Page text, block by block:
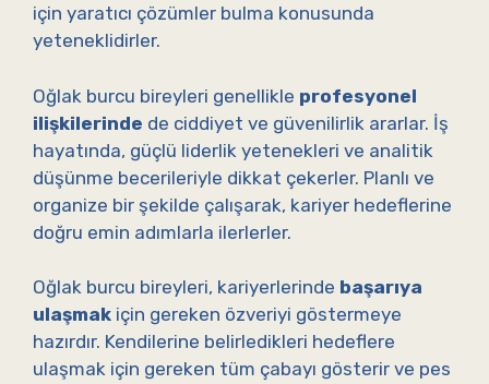
için yaratıcı çözümler bulma konusunda
yeteneklidirler.
Oğlak burcu bireyleri genellikle profesyonel
ilişkilerinde de ciddiyet ve güvenilirlik ararlar. İş
hayatında, güçlü liderlik yetenekleri ve analitik
düşünme becerileriyle dikkat çekerler. Planlı ve
organize bir şekilde çalışarak, kariyer hedeflerine
doğru emin adımlarla ilerlerler.
Oğlak burcu bireyleri, kariyerlerinde başarıya
ulaşmak için gereken özveriyi göstermeye
hazırdır. Kendilerine belirledikleri hedeflere
ulaşmak için gereken tüm çabayı gösterir ve pes